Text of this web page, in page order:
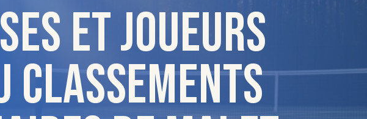
et joueurs
classements